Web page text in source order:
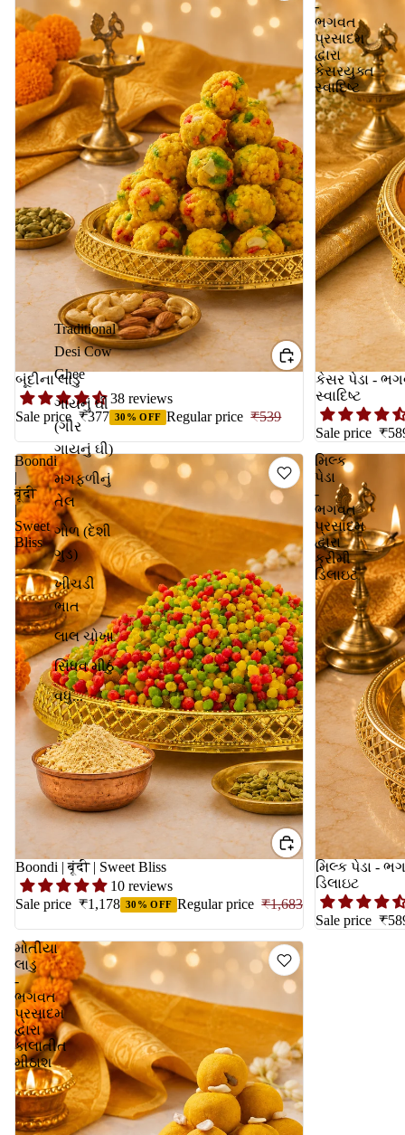
Traditional
Desi Cow
Ghee
ગાયનું ઘી
(ગીર
ગાયનું ઘી)
મગફળીનું
તેલ
ગોળ (દેશી
ગુડ)
ખીચડી
ભાત
લાલ ચોખા
સિંધવ મીઠું
વધુ...
બૂંદીના લાડુ
38 reviews
Sale price ₹377 30% OFF Regular price ₹539
-
ભગવત
પ્રસાદમ
દ્વારા
કેસરયુક્ત
સ્વાદિષ્ટ
કેસર પેડા -
સ્વાદિષ્ટ
Sale price
Boondi
|
बूंदी
|
Sweet
Bliss
Boondi | बूंदी | Sweet Bliss
10 reviews
Sale price ₹1,178 30% OFF Regular price ₹1,683
મિલ્ક
પેડા
-
ભગવત
પ્રસાદમ
દ્વારા
ક્રીમી
ડિલાઇટ
મિલ્ક પેડા -
ડિલાઇટ
Sale price
મોતીયા
લાડુ
-
ભગવત
પ્રસાદમ
દ્વારા
કાલાતીત
મીઠાશ